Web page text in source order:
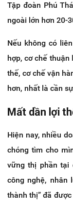
Tập đoàn Phú
ngoài lớn hơn 20-
Nếu không có
hợp, cơ chế thuận
thế, cơ chế vận
hơn, nhất là cần
Mất dần lợi
Hiện nay, nhiều
chóng tìm cho
vững thị phần tại
công nghệ, nhân
thành thị” đã